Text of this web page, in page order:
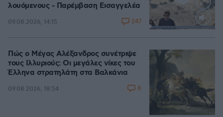
Loaded
λουόμενους - Παρέμβαση Εισαγγελέα
09.08.2026, 14:15 247
Πώς ο Μέγας Αλέξανδρος συνέτριψε
τους Ιλλυριούς: Οι μεγάλες νίκες του
Έλληνα στρατηλάτη στα Βαλκάνια
09.08.2026, 18:54 8